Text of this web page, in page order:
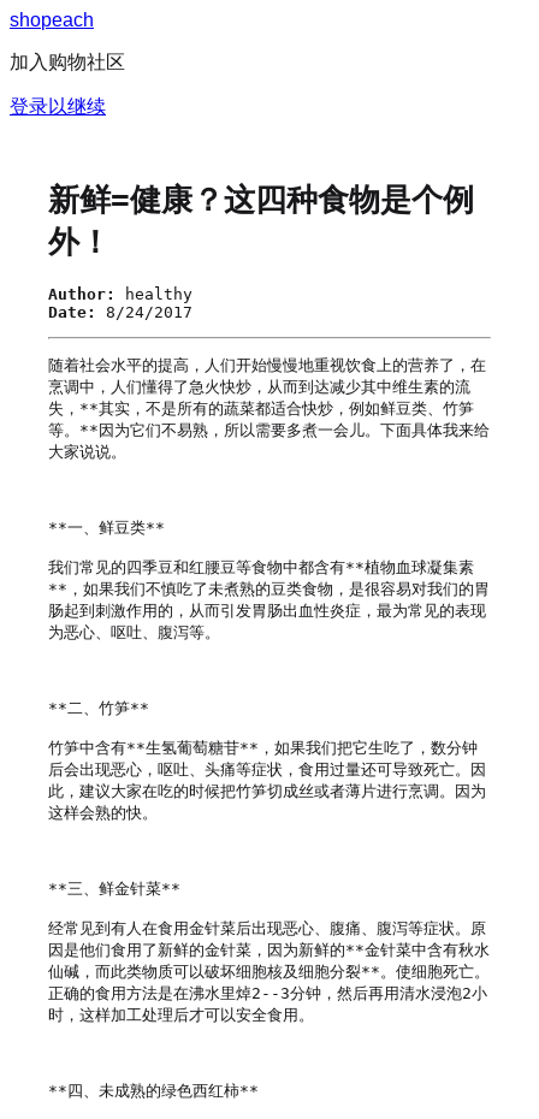
shopeach
加入购物社区
登录以继续
新鲜=健康？这四种食物是个例
外！
Author:
healthy
Date:
8/24/2017
随着社会水平的提高，人们开始慢慢地重视饮食上的营养了，在
烹调中，人们懂得了急火快炒，从而到达减少其中维生素的流
失，**其实，不是所有的蔬菜都适合快炒，例如鲜豆类、竹笋
等。**因为它们不易熟，所以需要多煮一会儿。下面具体我来给
大家说说。
**一、鲜豆类**
我们常见的四季豆和红腰豆等食物中都含有**植物血球凝集素
**，如果我们不慎吃了未煮熟的豆类食物，是很容易对我们的胃
肠起到刺激作用的，从而引发胃肠出血性炎症，最为常见的表现
为恶心、呕吐、腹泻等。
**二、竹笋**
竹笋中含有**生氢葡萄糖苷**，如果我们把它生吃了，数分钟
后会出现恶心，呕吐、头痛等症状，食用过量还可导致死亡。因
此，建议大家在吃的时候把竹笋切成丝或者薄片进行烹调。因为
这样会熟的快。
**三、鲜金针菜**
经常见到有人在食用金针菜后出现恶心、腹痛、腹泻等症状。原
因是他们食用了新鲜的金针菜，因为新鲜的**金针菜中含有秋水
仙碱，而此类物质可以破坏细胞核及细胞分裂**。使细胞死亡。
正确的食用方法是在沸水里焯2--3分钟，然后再用清水浸泡2小
时，这样加工处理后才可以安全食用。
**四、未成熟的绿色西红柿**